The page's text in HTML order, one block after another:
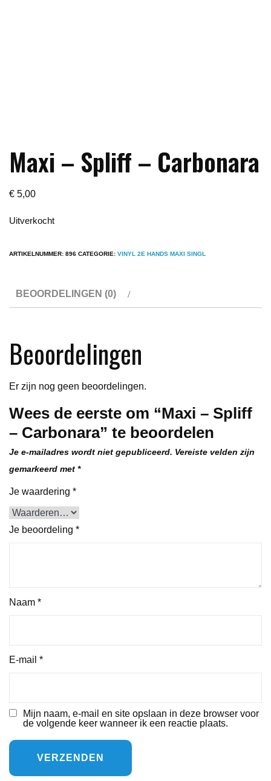
Maxi – Spliff – Carbonara
€ 5,00
Uitverkocht
ARTIKELNUMMER: 896 CATEGORIE: VINYL 2E HANDS MAXI SINGL
BEOORDELINGEN (0)
Beoordelingen
Er zijn nog geen beoordelingen.
Wees de eerste om “Maxi – Spliff
– Carbonara” te beoordelen
Je e-mailadres wordt niet gepubliceerd. Vereiste velden zijn
gemarkeerd met *
Je waardering *
Je beoordeling *
Naam *
E-mail *
Mijn naam, e-mail en site opslaan in deze browser voor
de volgende keer wanneer ik een reactie plaats.